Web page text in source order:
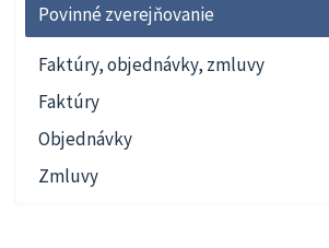
Povinné zverejňovanie
Faktúry, objednávky, zmluvy
Faktúry
Objednávky
Zmluvy